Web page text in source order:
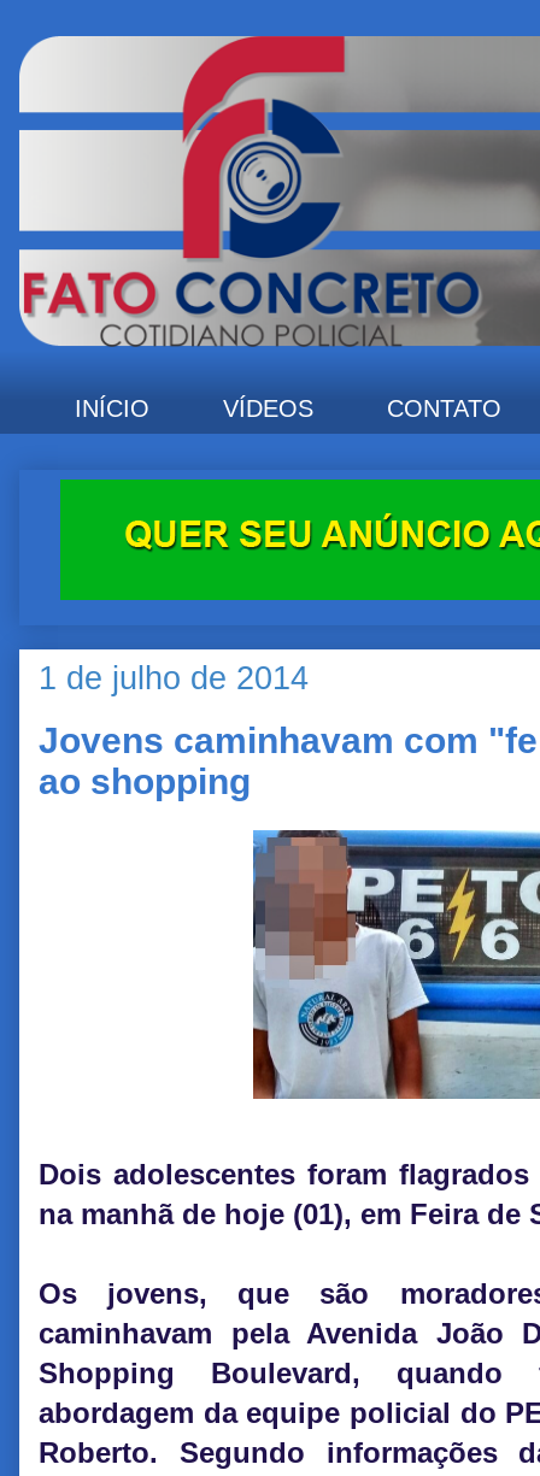
INÍCIO VÍDEOS CONTATO
1 de julho de 2014
Jovens caminhavam com
ao shopping
Dois adolescentes foram
na manhã de hoje (01), em Feira de
Os jovens, que são
caminhavam pela Avenida João
Shopping Boulevard, quando
abordagem da equipe policial do
Roberto. Segundo